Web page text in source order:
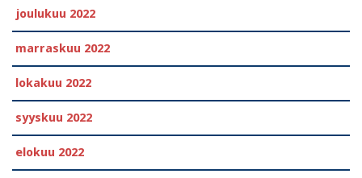
joulukuu 2022
marraskuu 2022
lokakuu 2022
syyskuu 2022
elokuu 2022